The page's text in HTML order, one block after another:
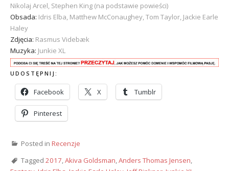
Nikolaj Arcel, Stephen King (na podstawie powieści)
Obsada: Idris Elba, Matthew McConaughey, Tom Taylor, Jackie Earle
Haley
Zdjęcia: Rasmus Videbæk
Muzyka: Junkie XL
UDOSTĘPNIJ:
Facebook X Tumblr
Pinterest
Posted in Recenzje
Tagged 2017,Akiva Goldsman,Anders Thomas Jensen,